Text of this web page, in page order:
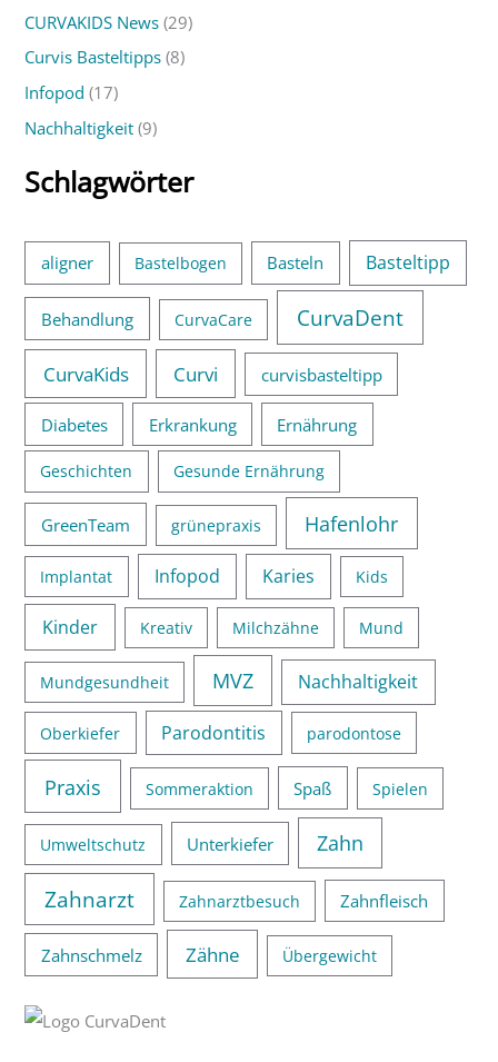
n
a
c
CURVAKIDS News (29)
Curvis Basteltipps (8)
Infopod (17)
Nachhaltigkeit (9)
Schlagwörter
aligner Bastelbogen Basteln Basteltipp
Behandlung CurvaCare CurvaDent
CurvaKids Curvi curvisbasteltipp
Diabetes Erkrankung Ernährung
Geschichten Gesunde Ernährung
GreenTeam grünepraxis Hafenlohr
Implantat Infopod Karies Kids
Kinder Kreativ Milchzähne Mund
Mundgesundheit MVZ Nachhaltigkeit
Oberkiefer Parodontitis parodontose
Praxis Sommeraktion Spaß Spielen
Umweltschutz Unterkiefer Zahn
Zahnarzt Zahnarztbesuch Zahnfleisch
Zahnschmelz Zähne Übergewicht